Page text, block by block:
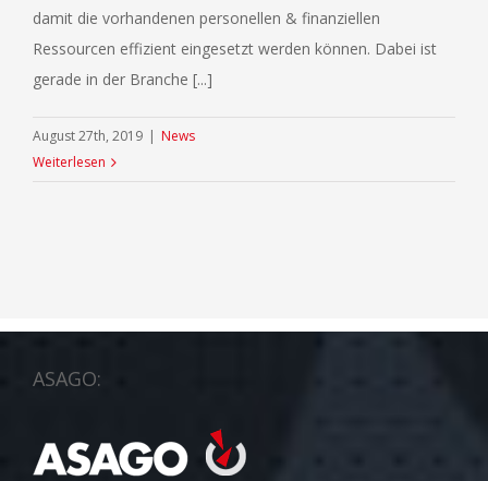
damit die vorhandenen personellen & finanziellen
Ressourcen effizient eingesetzt werden können. Dabei ist
gerade in der Branche [...]
August 27th, 2019 | News
Weiterlesen
ASAGO: